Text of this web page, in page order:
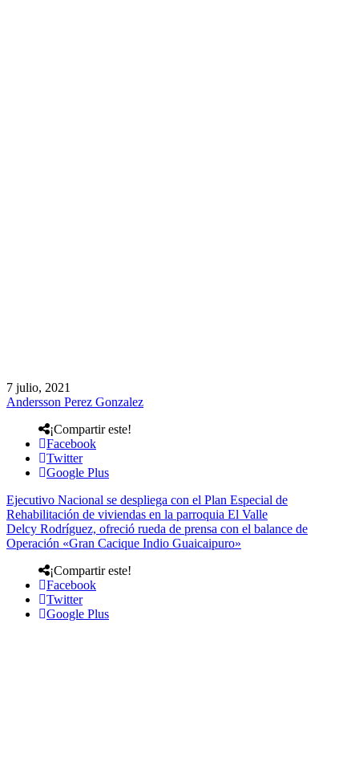
7 julio, 2021
Andersson Perez Gonzalez
¡Compartir este!
Facebook
Twitter
Google Plus
Ejecutivo Nacional se despliega con el Plan Especial de
Rehabilitación de viviendas en la parroquia El Valle
Delcy Rodríguez, ofreció rueda de prensa con el balance de
Operación «Gran Cacique Indio Guaicaipuro»
¡Compartir este!
Facebook
Twitter
Google Plus